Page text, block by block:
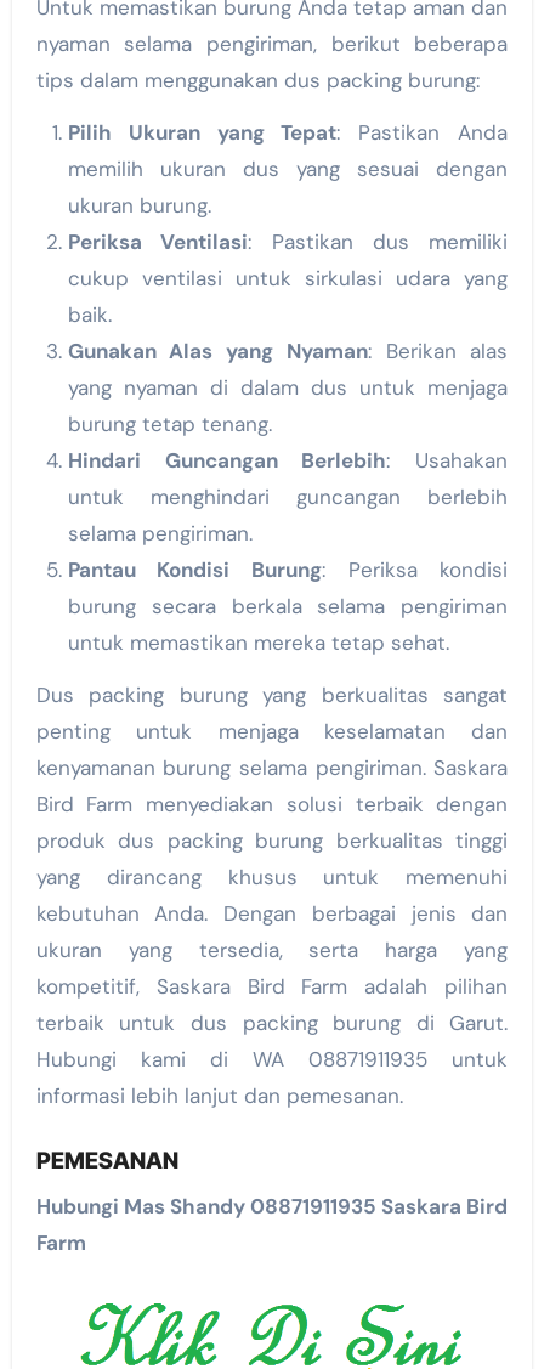
Untuk memastikan burung Anda tetap aman dan
nyaman selama pengiriman, berikut beberapa
tips dalam menggunakan dus packing burung:
Pilih Ukuran yang Tepat: Pastikan Anda
memilih ukuran dus yang sesuai dengan
ukuran burung.
Periksa Ventilasi: Pastikan dus memiliki
cukup ventilasi untuk sirkulasi udara yang
baik.
Gunakan Alas yang Nyaman: Berikan alas
yang nyaman di dalam dus untuk menjaga
burung tetap tenang.
Hindari Guncangan Berlebih: Usahakan
untuk menghindari guncangan berlebih
selama pengiriman.
Pantau Kondisi Burung: Periksa kondisi
burung secara berkala selama pengiriman
untuk memastikan mereka tetap sehat.
Dus packing burung yang berkualitas sangat
penting untuk menjaga keselamatan dan
kenyamanan burung selama pengiriman. Saskara
Bird Farm menyediakan solusi terbaik dengan
produk dus packing burung berkualitas tinggi
yang dirancang khusus untuk memenuhi
kebutuhan Anda. Dengan berbagai jenis dan
ukuran yang tersedia, serta harga yang
kompetitif, Saskara Bird Farm adalah pilihan
terbaik untuk dus packing burung di Garut.
Hubungi kami di WA 08871911935 untuk
informasi lebih lanjut dan pemesanan.
PEMESANAN
Hubungi Mas Shandy 08871911935 Saskara Bird
Farm